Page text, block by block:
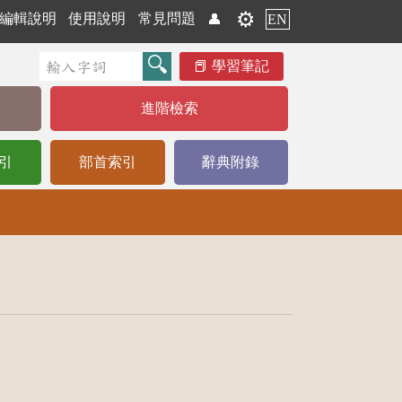
編輯說明 使用說明 常見問題 👤 ⚙️ EN
學習筆記
進階檢索
部首索引 辭典附錄